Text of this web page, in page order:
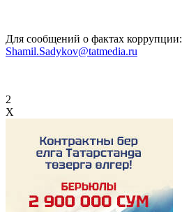
Для сообщений о фактах коррупции:
Shamil.Sadykov@tatmedia.ru
2
X